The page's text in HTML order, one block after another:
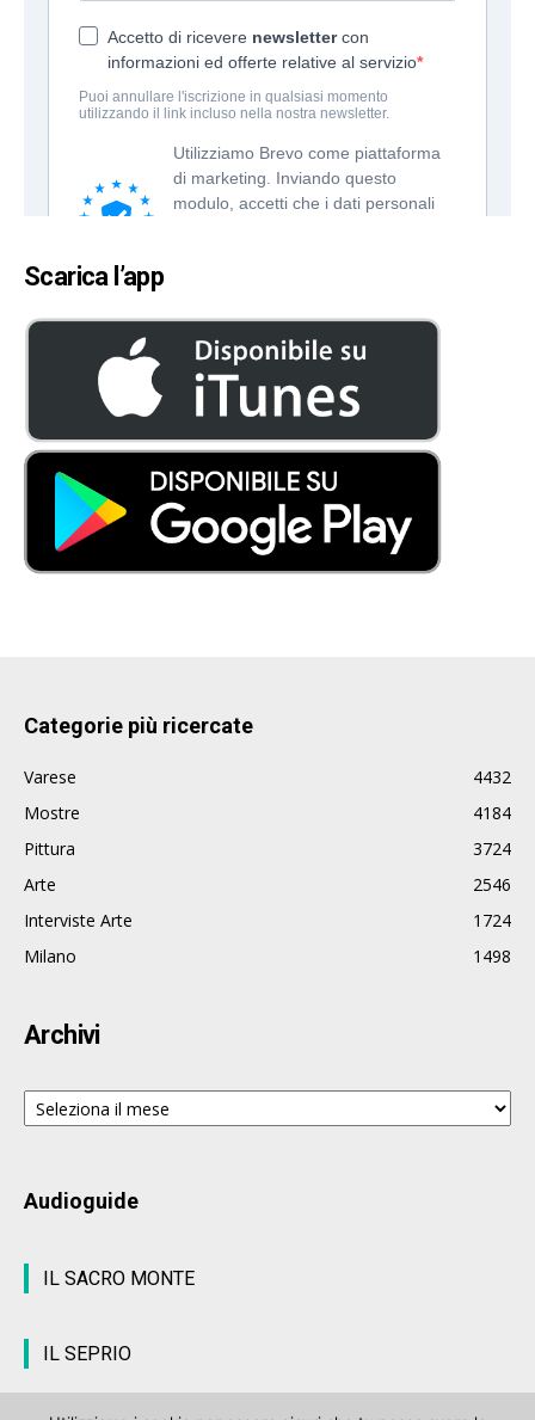
Scarica l’app
Categorie più ricercate
Varese
4432
Mostre
4184
Pittura
3724
Arte
2546
Interviste Arte
1724
Milano
1498
Archivi
Archivi
Audioguide
IL SACRO MONTE
IL SEPRIO